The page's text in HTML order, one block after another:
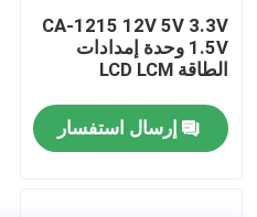
القضايا
مدونة
CA-1215 12V 5V 3.3V
1.5V وحدة إمدادات
الطاقة LCD LCM
إرسال استفسار